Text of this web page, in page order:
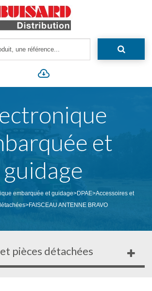
et
guidage
embarquée et guidage>DPAE>Accessoires et
>FAISCEAU ANTENNE BRAVO
pièces détachées